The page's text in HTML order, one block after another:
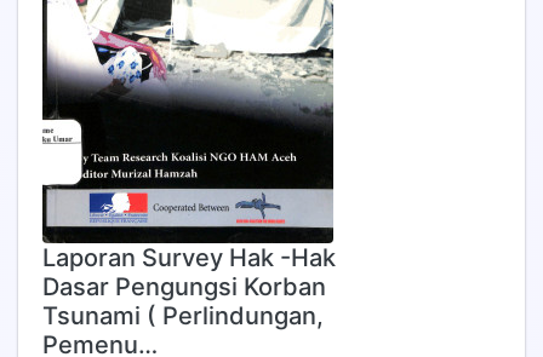
Laporan Survey Hak -Hak
Dasar Pengungsi Korban
Tsunami ( Perlindungan,
Pemenu…